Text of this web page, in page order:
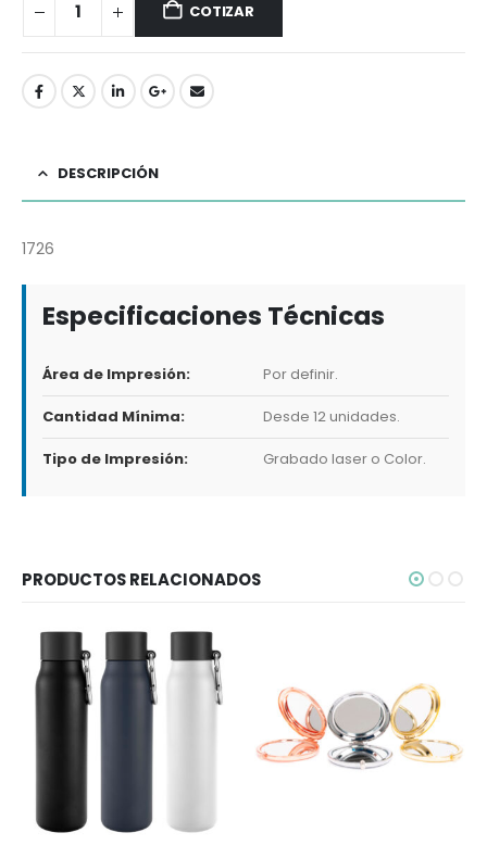
COTIZAR
DESCRIPCIÓN
1726
Especificaciones Técnicas
Área de Impresión: Por definir.
Cantidad Mínima: Desde 12 unidades.
Tipo de Impresión: Grabado laser o Color.
PRODUCTOS RELACIONADOS